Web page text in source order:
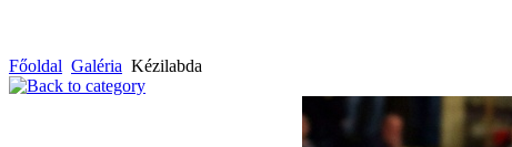
Főoldal Galéria Kézilabda